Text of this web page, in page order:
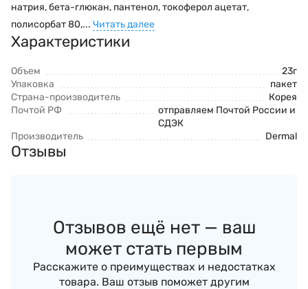
натрия, бета-глюкан, пантенол, токоферол ацетат,
полисорбат 80,... Читать далее
Характеристики
Объем
23г
Упаковка
пакет
Страна-производитель
Корея
Почтой РФ
отправляем Почтой России и
СДЭК
Производитель
Dermal
Отзывы
Отзывов ещё нет — ваш
может стать первым
Расскажите о преимуществах и недостатках
товара. Ваш отзыв поможет другим